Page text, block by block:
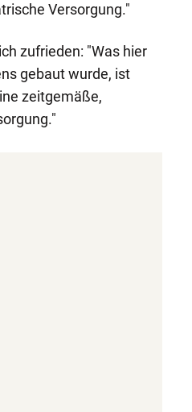
Versorgung."
zufrieden: "Was hier
gebaut wurde, ist
zeitgemäße,